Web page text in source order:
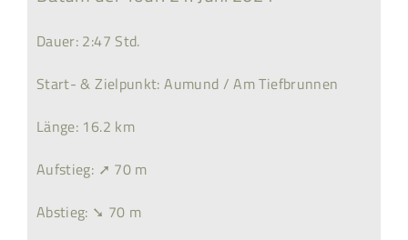
Dauer: 2:47 Std.
Start- & Zielpunkt: Aumund / Am Tiefbrunnen
Länge: 16.2 km
Aufstieg: ➚ 70 m
Abstieg: ➘ 70 m